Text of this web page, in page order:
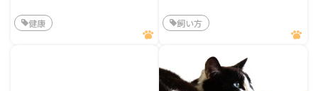
健康 飼い方